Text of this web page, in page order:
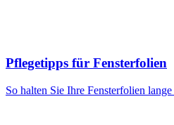
Pflegetipps für Fensterfolien
So halten Sie Ihre Fensterfolien